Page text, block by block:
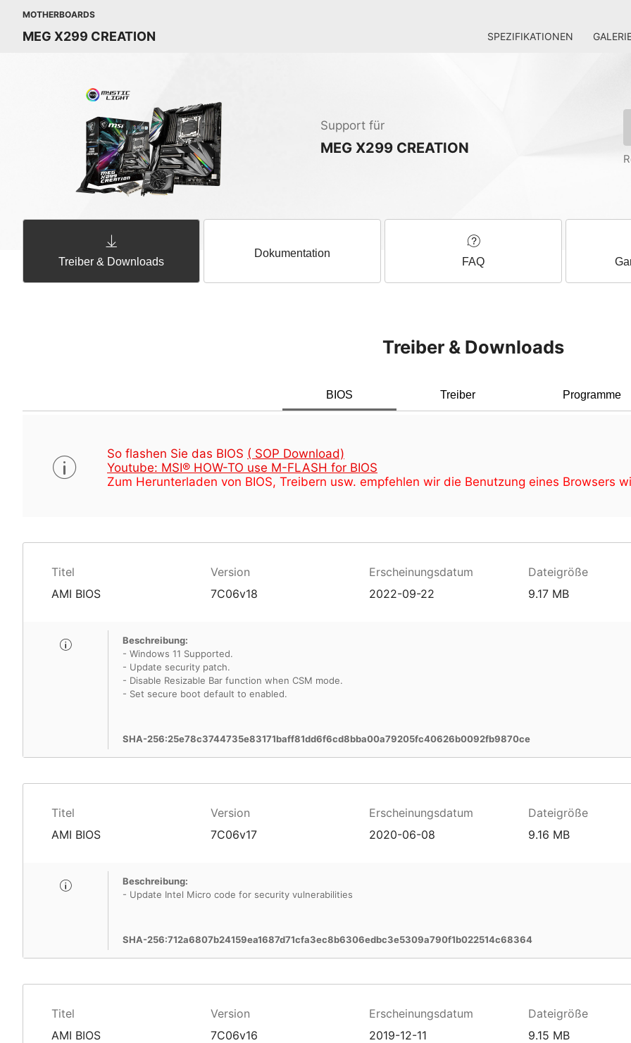
MOTHERBOARDS
MEG X299 CREATION SPEZIFIKATIONEN
Support für
MEG X299 CREATION
Treiber & Downloads
Dokumentation
FAQ
Treiber & Downloads
BIOS Treiber Programme
So flashen Sie das BIOS ( SOP Download)
Youtube: MSI® HOW-TO use M-FLASH for BIOS
Zum Herunterladen von BIOS, Treibern usw. empfehlen wir die Benutzung eines Browsers
Titel Version Erscheinungsdatum Dateigröße
AMI BIOS 7C06v18 2022-09-22 9.17 MB
Beschreibung:
- Windows 11 Supported.
- Update security patch.
- Disable Resizable Bar function when CSM mode.
- Set secure boot default to enabled.
SHA-256:25e78c3744735e83171baff81dd6f6cd8bba00a79205fc40626b0092fb9870ce
Titel Version Erscheinungsdatum Dateigröße
AMI BIOS 7C06v17 2020-06-08 9.16 MB
Beschreibung:
- Update Intel Micro code for security vulnerabilities
SHA-256:712a6807b24159ea1687d71cfa3ec8b6306edbc3e5309a790f1b022514c68364
Titel Version Erscheinungsdatum Dateigröße
AMI BIOS 7C06v16 2019-12-11 9.15 MB